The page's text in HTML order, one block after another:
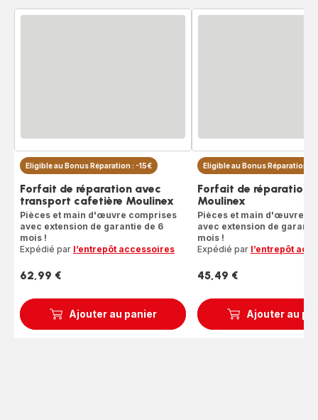
Ajouter au panier
Eligible au Bonus Réparation : -15€
Forfait de réparation avec
transport cafetière Moulinex
Pièces et main d'œuvre comprises
avec extension de garantie de 6
mois !
Expédié par l’entrepôt accessoires
Prix
62,99 €
Ajouter au
Eligible au Bonus Réparation : -
Forfait de réparation
Moulinex
Pièces et main d'œuvre
avec extension de
mois !
Expédié par l’entrepôt
Prix
45,49 €